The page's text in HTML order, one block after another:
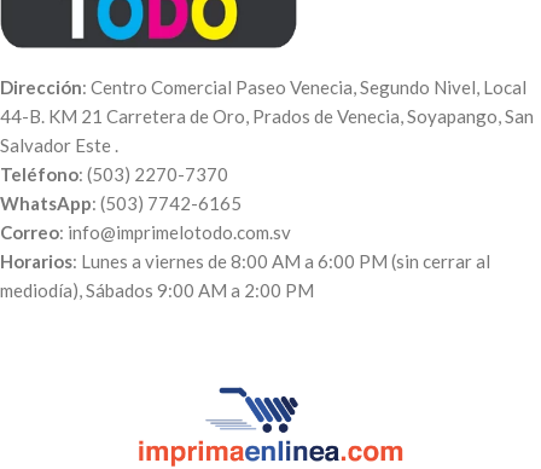
Dirección: Centro Comercial Paseo Venecia, Segundo Nivel, Local
44-B. KM 21 Carretera de Oro, Prados de Venecia, Soyapango, San
Salvador Este .
Teléfono: (503) 2270-7370
WhatsApp: (503) 7742-6165
Correo: info@imprimelotodo.com.sv
Horarios: Lunes a viernes de 8:00 AM a 6:00 PM (sin cerrar al
mediodía), Sábados 9:00 AM a 2:00 PM